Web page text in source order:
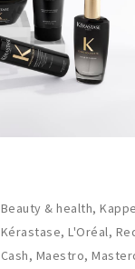
Beauty & health,
Kérastase, L'Oréal,
Cash, Maestro,